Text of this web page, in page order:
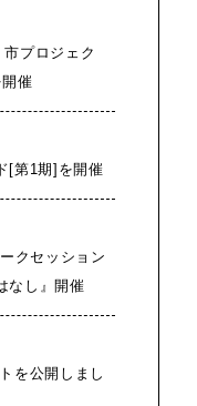
プロジェク
催
[第1期]を開催
クセッション
なし』開催
を公開しまし